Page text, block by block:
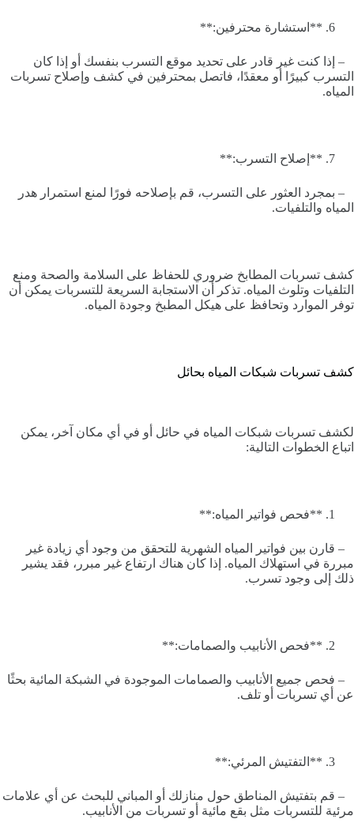
**استشارة محترفين:**
– إذا كنت غير قادر على تحديد موقع التسرب بنفسك أو إذا كان
التسرب كبيرًا أو معقدًا، فاتصل بمحترفين في كشف وإصلاح تسربات
المياه.
**إصلاح التسرب:**
– بمجرد العثور على التسرب، قم بإصلاحه فورًا لمنع استمرار هدر
المياه والتلفيات.
كشف تسربات المطابخ ضروري للحفاظ على السلامة والصحة ومنع
التلفيات وتلوث المياه. تذكر أن الاستجابة السريعة للتسربات يمكن أن
توفر الموارد وتحافظ على هيكل المطبخ وجودة المياه.
كشف تسربات شبكات المياه بحائل
لكشف تسربات شبكات المياه في حائل أو في أي مكان آخر، يمكن
اتباع الخطوات التالية:
**فحص فواتير المياه:**
– قارن بين فواتير المياه الشهرية للتحقق من وجود أي زيادة غير
مبررة في استهلاك المياه. إذا كان هناك ارتفاع غير مبرر، فقد يشير
ذلك إلى وجود تسرب.
**فحص الأنابيب والصمامات:**
– فحص جميع الأنابيب والصمامات الموجودة في الشبكة المائية بحثًا
عن أي تسربات أو تلف.
**التفتيش المرئي:**
– قم بتفتيش المناطق حول منازلك أو المباني للبحث عن أي علامات
مرئية للتسربات مثل بقع مائية أو تسربات من الأنابيب.